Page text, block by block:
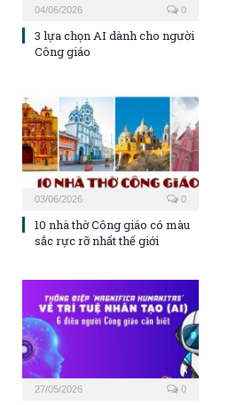
04/06/2026 0
3 lựa chọn AI dành cho người
Công giáo
03/06/2026 0
10 nhà thờ Công giáo có màu
sắc rực rỡ nhất thế giới
27/05/2026 0